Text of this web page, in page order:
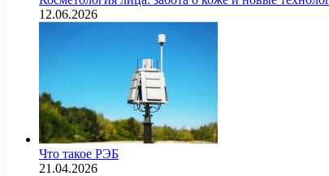
12.06.2026
Что такое РЭБ
21.04.2026